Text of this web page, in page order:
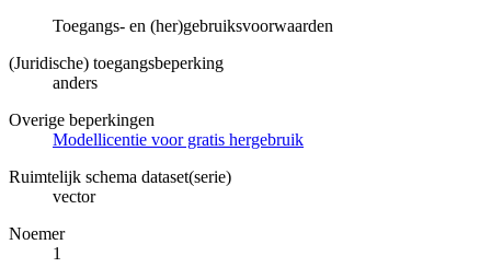
Toegangs- en (her)gebruiksvoorwaarden
(Juridische) toegangsbeperking
anders
Overige beperkingen
Modellicentie voor gratis hergebruik
Ruimtelijk schema dataset(serie)
vector
Noemer
1